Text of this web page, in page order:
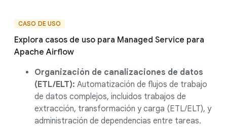
CASO DE USO
Explora casos de uso para Managed Service para
Apache Airflow
Organización de canalizaciones de datos
(ETL/ELT): Automatización de flujos de trabajo
de datos complejos, incluidos trabajos de
extracción, transformación y carga (ETL/ELT), y
administración de dependencias entre tareas.